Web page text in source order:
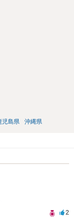
児島県 沖縄県
2